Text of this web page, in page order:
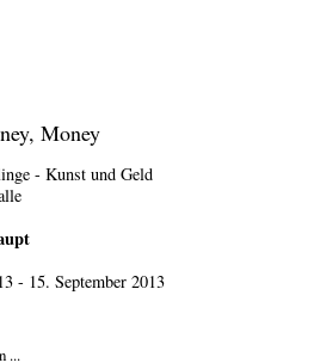
Money
- Kunst und Geld
- 15. September 2013
...